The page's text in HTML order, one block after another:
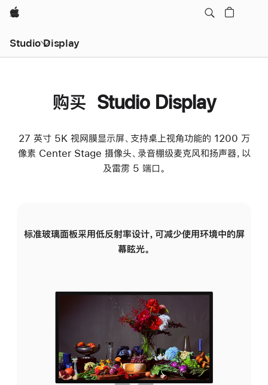
Apple
Studio Display
购买 Studio Display
27 英寸 5K 视网膜显示屏、支持桌上视角功能的 1200 万
像素 Center Stage 摄像头、录音棚级麦克风和扬声器，以
及雷雳 5 端口。
标准玻璃面板采用低反射率设计，可减少使用环境中的屏
幕眩光。